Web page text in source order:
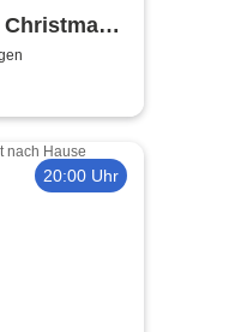
Christmas
singt
20:00 Uhr